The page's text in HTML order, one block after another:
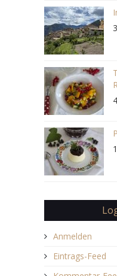
Anmelden
Eintrags-Feed